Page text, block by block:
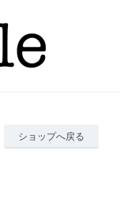
ショップへ戻る